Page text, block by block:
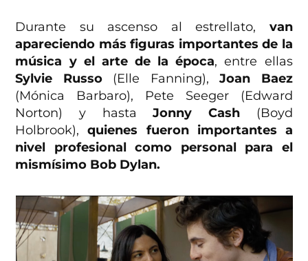
Durante su ascenso al estrellato, van
apareciendo más figuras importantes de la
música y el arte de la época, entre ellas
Sylvie Russo (Elle Fanning),Joan Baez
(Mónica Barbaro), Pete Seeger (Edward
Norton) y hastaJonny Cash(Boyd
Holbrook),quienes fueron importantes a
nivel profesional como personal para el
mismísimo Bob Dylan.